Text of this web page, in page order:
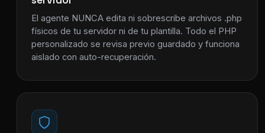
El agente NUNCA edita ni sobrescribe archivos .php
físicos de tu servidor ni de tu plantilla. Todo el PHP
personalizado se revisa previo guardado y funciona
aislado con auto-recuperación.